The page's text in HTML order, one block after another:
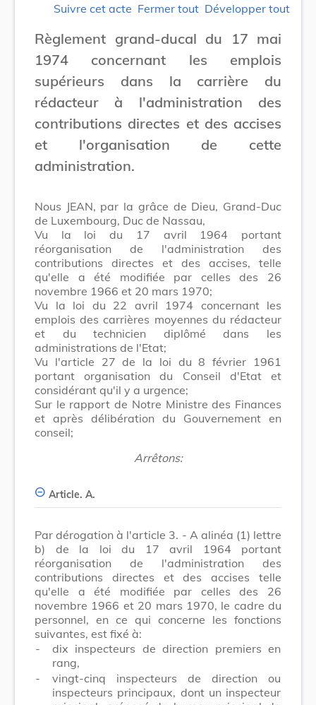
Suivre cet acte Fermer tout Développer tout
Règlement grand-ducal du 17 mai
1974 concernant les emplois
supérieurs dans la carrière du
rédacteur à l'administration des
contributions directes et des accises
et l'organisation de cette
administration.
Nous JEAN, par la grâce de Dieu, Grand-Duc
de Luxembourg, Duc de Nassau,
Vu la loi du 17 avril 1964 portant
réorganisation de l'administration des
contributions directes et des accises, telle
qu'elle a été modifiée par celles des 26
novembre 1966 et 20 mars 1970;
Vu la loi du 22 avril 1974 concernant les
emplois des carrières moyennes du rédacteur
et du technicien diplômé dans les
administrations de l'Etat;
Vu l'article 27 de la loi du 8 février 1961
portant organisation du Conseil d'Etat et
considérant qu'il y a urgence;
Sur le rapport de Notre Ministre des Finances
et après délibération du Gouvernement en
conseil;
Arrêtons:
Article. A.
Par dérogation à l'article 3. - A alinéa (1) lettre
b) de la loi du 17 avril 1964 portant
réorganisation de l'administration des
contributions directes et des accises telle
qu'elle a été modifiée par celles des 26
novembre 1966 et 20 mars 1970, le cadre du
personnel, en ce qui concerne les fonctions
suivantes, est fixé à:
-
dix inspecteurs de direction premiers en
rang,
-
vingt-cinq inspecteurs de direction ou
inspecteurs principaux, dont un inspecteur